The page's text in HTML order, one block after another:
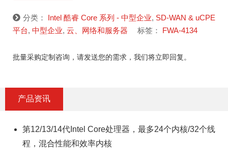
分类： Intel 酷睿 Core 系列 - 中型企业, SD-WAN & uCPE
平台, 中型企业, 云、网络和服务器 标签： FWA-4134
批量采购定制咨询，请发送您的需求，我们将立即回复。
产品资讯
第12/13/14代Intel Core处理器，最多24个内核/32个线
程，混合性能和效率内核